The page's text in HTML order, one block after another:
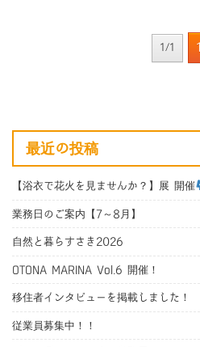
1/1 1
最近の投稿
【浴衣で花火を見ませんか？】展 開催
業務日のご案内【7～8月】
自然と暮らすさき2026
OTONA MARINA Vol.6 開催！
移住者インタビューを掲載しました！
従業員募集中！！